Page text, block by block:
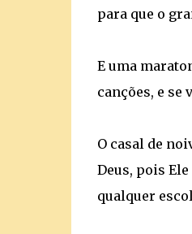
para que o
E uma
canções, e se
O casal de
Deus, pois
qualquer